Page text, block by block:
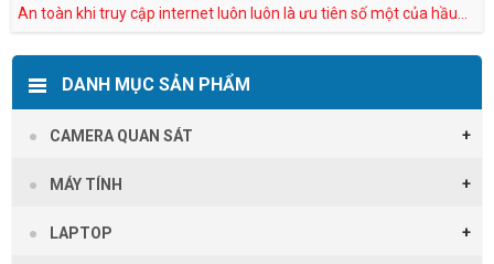
An toàn khi truy cập internet luôn luôn là ưu tiên số một của hầu...
DANH MỤC SẢN PHẨM
CAMERA QUAN SÁT
MÁY TÍNH
LAPTOP